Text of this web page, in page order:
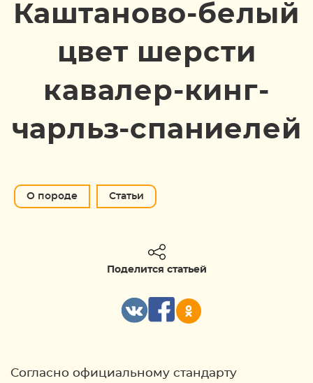
Каштаново-белый
цвет шерсти
кавалер-кинг-
чарльз-спаниелей
О породе Статьи
Поделится статьей
Согласно официальному стандарту